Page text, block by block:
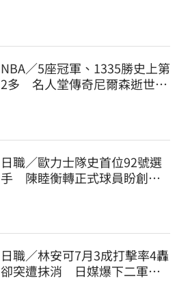
NBA／5座冠軍、1335勝史上第
2多 名人堂傳奇尼爾森逝世享
日職／歐力士隊史首位92號選
手 陳睦衡轉正式球員盼創造
日職／林安可7月3成打擊率4轟
卻突遭抹消 日媒爆下二軍背